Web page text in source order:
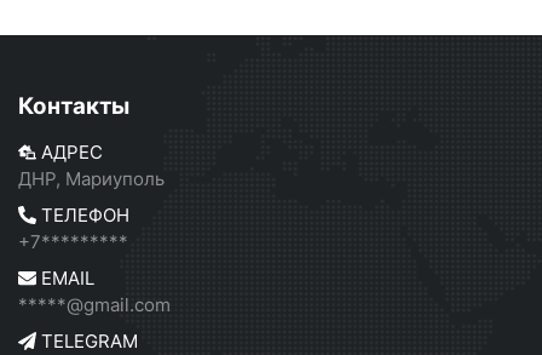
Контакты
АДРЕС
ДНР, Мариуполь
ТЕЛЕФОН
+7*********
EMAIL
*****@gmail.com
TELEGRAM